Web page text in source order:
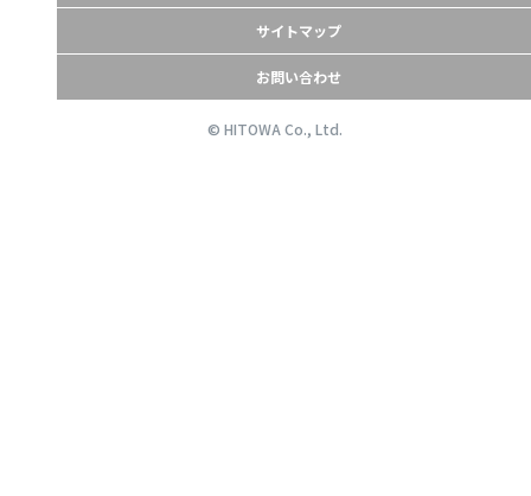
サイトマップ
お問い合わせ
© HITOWA Co., Ltd.